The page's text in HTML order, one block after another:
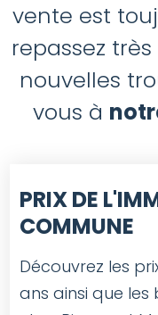
vente est
repassez
nouvelles
vous à
PRIX DE
COMMUNE
Découvrez les
ans ainsi que les